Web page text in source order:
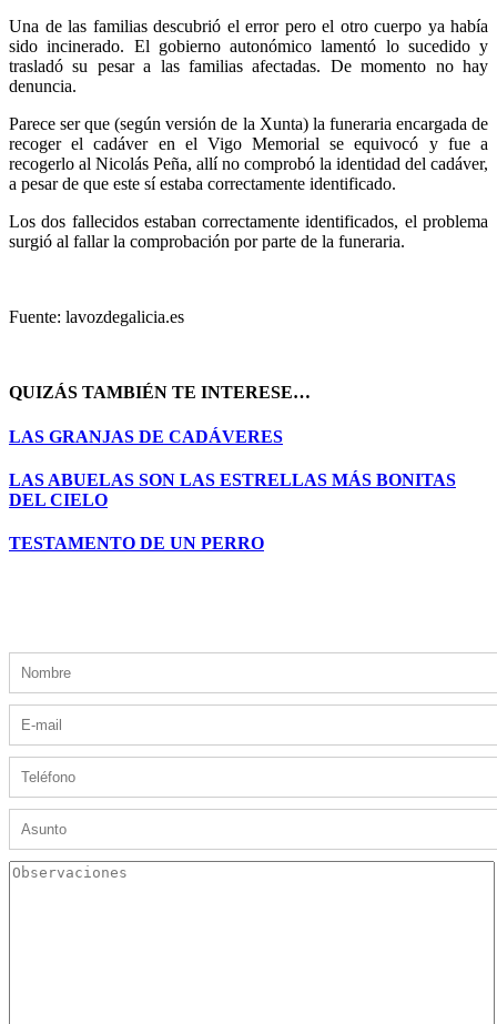
Una de las familias descubrió el error pero el otro cuerpo ya había
sido incinerado. El gobierno autonómico lamentó lo sucedido y
trasladó su pesar a las familias afectadas. De momento no hay
denuncia.
Parece ser que (según versión de la Xunta) la funeraria encargada de
recoger el cadáver en el Vigo Memorial se equivocó y fue a
recogerlo al Nicolás Peña, allí no comprobó la identidad del cadáver,
a pesar de que este sí estaba correctamente identificado.
Los dos fallecidos estaban correctamente identificados, el problema
surgió al fallar la comprobación por parte de la funeraria.
Fuente: lavozdegalicia.es
QUIZÁS TAMBIÉN TE INTERESE…
LAS GRANJAS DE CADÁVERES
LAS ABUELAS SON LAS ESTRELLAS MÁS BONITAS
DEL CIELO
TESTAMENTO DE UN PERRO